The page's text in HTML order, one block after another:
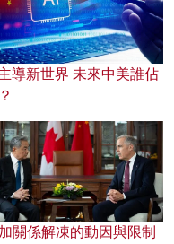
導新世界 未來中美誰佔
關係解凍的動因與限制